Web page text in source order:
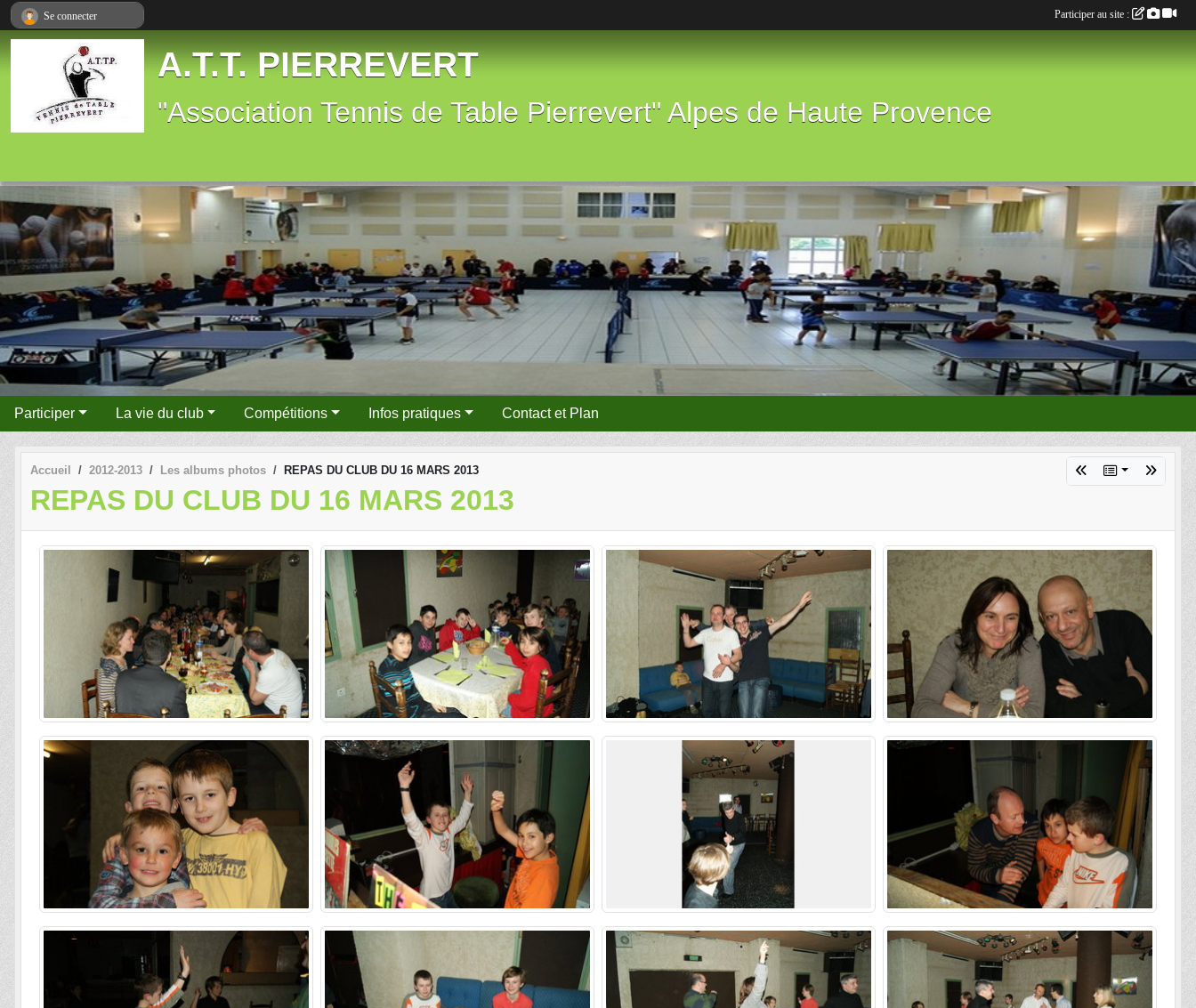
A.T.T. PIERREVERT
"Association Tennis de Table Pierrevert" Alpes de Haute Provence
Participer La vie du club Compétitions Infos pratiques Contact et Plan
Accueil 2012-2013 Les albums photos REPAS DU CLUB DU 16 MARS 2013
REPAS DU CLUB DU 16 MARS 2013
Se connecter Participer au site :
Panneau de gestion des cookies